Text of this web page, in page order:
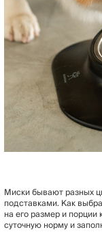
Миски бывают разных
подставками. Как
на его размер и
суточную норму и